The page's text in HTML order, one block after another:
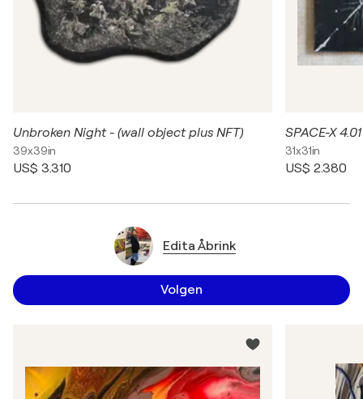
Unbroken Night - (wall object plus NFT)
39x39in
US$ 3.310
SPACE-X 4.01
31x31in
US$ 2.380
Edita Åbrink
Volgen